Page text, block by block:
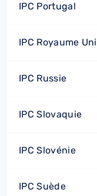
IPC Portugal
IPC Royaume Uni
IPC Russie
IPC Slovaquie
IPC Slovénie
IPC Suède